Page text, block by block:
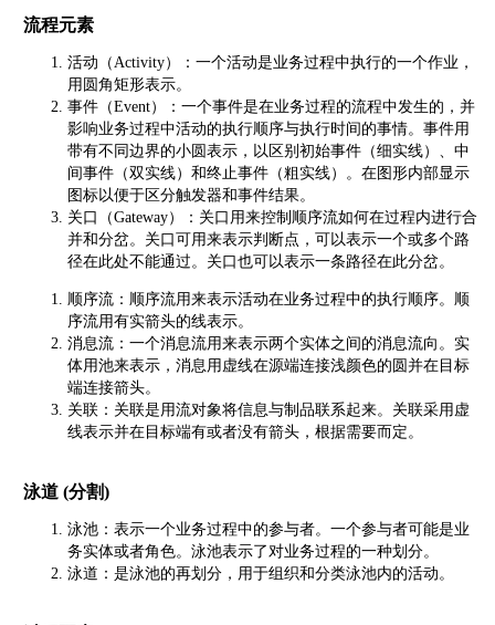
流程元素
活动（Activity）：一个活动是业务过程中执行的一个作业，
用圆角矩形表示。
事件（Event）：一个事件是在业务过程的流程中发生的，并
影响业务过程中活动的执行顺序与执行时间的事情。事件用
带有不同边界的小圆表示，以区别初始事件（细实线）、中
间事件（双实线）和终止事件（粗实线）。在图形内部显示
图标以便于区分触发器和事件结果。
关口（Gateway）：关口用来控制顺序流如何在过程内进行合
并和分岔。关口可用来表示判断点，可以表示一个或多个路
径在此处不能通过。关口也可以表示一条路径在此分岔。
顺序流：顺序流用来表示活动在业务过程中的执行顺序。顺
序流用有实箭头的线表示。
消息流：一个消息流用来表示两个实体之间的消息流向。实
体用池来表示，消息用虚线在源端连接浅颜色的圆并在目标
端连接箭头。
关联：关联是用流对象将信息与制品联系起来。关联采用虚
线表示并在目标端有或者没有箭头，根据需要而定。
泳道 (分割)
泳池：表示一个业务过程中的参与者。一个参与者可能是业
务实体或者角色。泳池表示了对业务过程的一种划分。
泳道：是泳池的再划分，用于组织和分类泳池内的活动。